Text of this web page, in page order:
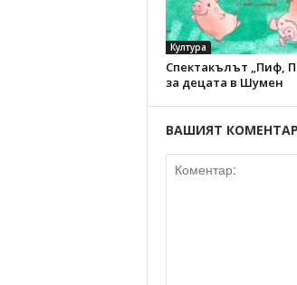
Култура
Спектакълът „Пиф,
за децата в Шумен
ВАШИЯТ КОМЕНТАР